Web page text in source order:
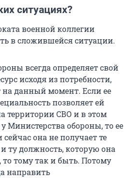
ситуациях?
военной коллегии
в сложившейся ситуации.
всегда определяет свой
исходя из потребности,
на данный момент. Если ее
позволяет ей
территории СВО и в этом
Министерства обороны, то ее
она не получает те
ту должность, которую она
то тому так и быть. Потому
направить